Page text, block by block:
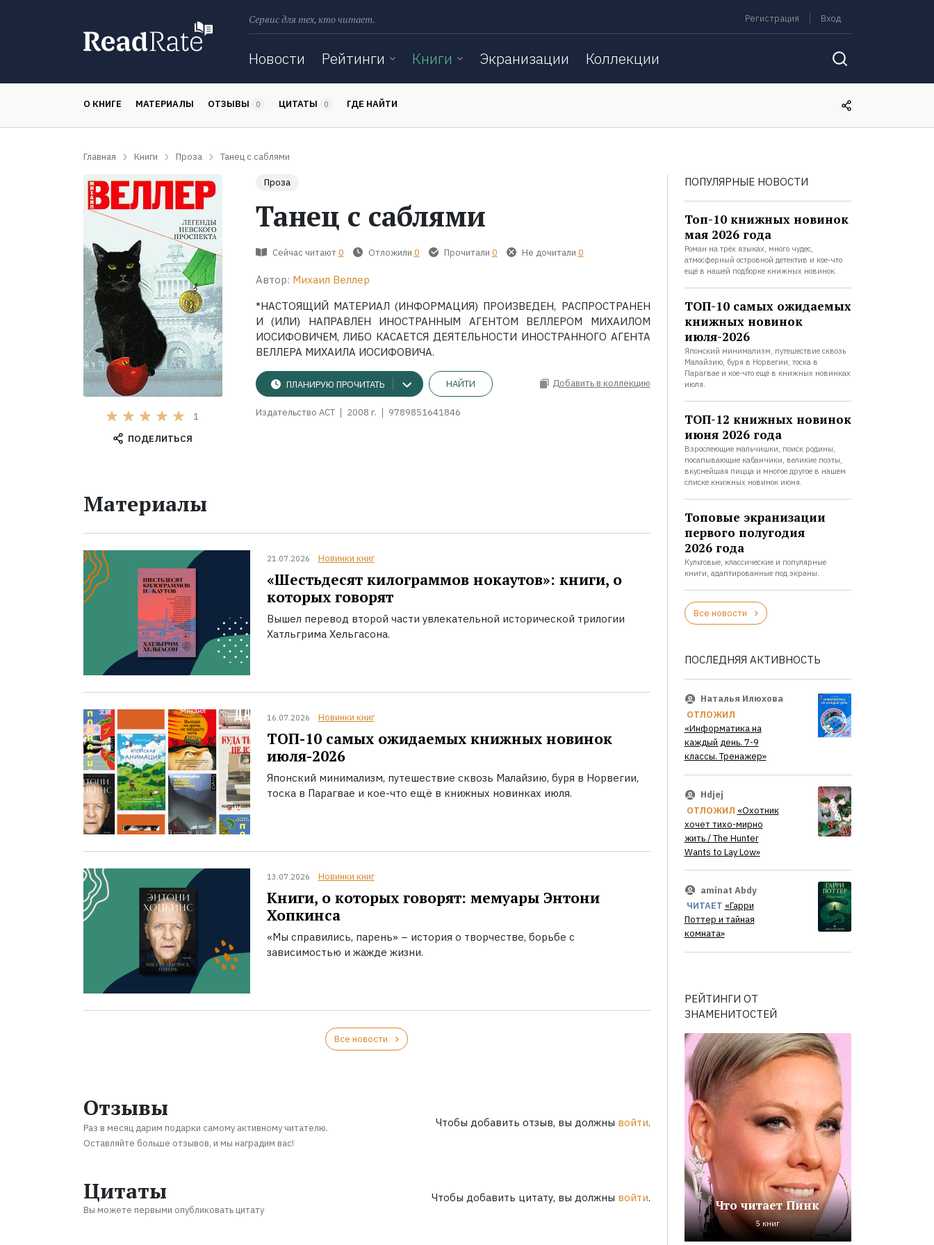
Сервис для тех, кто читает. Регистрация Вход
Новости Рейтинги Книги Экранизации Коллекции
О КНИГЕ МАТЕРИАЛЫ ОТЗЫВЫ 0 ЦИТАТЫ 0 ГДЕ НАЙТИ
Главная Книги Проза Танец с саблями
1
ПОДЕЛИТЬСЯ
Проза
Танец с саблями
Сейчас читают 0 Отложили 0 Прочитали 0 Не дочитали 0
Автор: Михаил Веллер
*НАСТОЯЩИЙ МАТЕРИАЛ (ИНФОРМАЦИЯ) ПРОИЗВЕДЕН, РАСПРОСТРАНЕН
И (ИЛИ) НАПРАВЛЕН ИНОСТРАННЫМ АГЕНТОМ ВЕЛЛЕРОМ МИХАИЛОМ
ИОСИФОВИЧЕМ, ЛИБО КАСАЕТСЯ ДЕЯТЕЛЬНОСТИ ИНОСТРАННОГО АГЕНТА
ВЕЛЛЕРА МИХАИЛА ИОСИФОВИЧА.
ПЛАНИРУЮ ПРОЧИТАТЬ НАЙТИ Добавить в коллекцию
Издательство АСТ 2008 г. 9789851641846
Материалы
21.07.2026 Новинки книг
«Шестьдесят килограммов нокаутов»: книги, о
которых говорят
Вышел перевод второй части увлекательной исторической трилогии
Хатльгрима Хельгасона.
16.07.2026 Новинки книг
ТОП-10 самых ожидаемых книжных новинок
июля-2026
Японский минимализм, путешествие сквозь Малайзию, буря в Норвегии,
тоска в Парагвае и кое-что ещё в книжных новинках июля.
13.07.2026 Новинки книг
Книги, о которых говорят: мемуары Энтони
Хопкинса
«Мы справились, парень» – история о творчестве, борьбе с
зависимостью и жажде жизни.
Все новости
Отзывы
Раз в месяц дарим подарки самому активному читателю.
Оставляйте больше отзывов, и мы наградим вас!
Чтобы добавить отзыв, вы должны войти.
Цитаты
Вы можете первыми опубликовать цитату
Чтобы добавить цитату, вы должны войти.
ПОПУЛЯРНЫЕ НОВОСТИ
Топ-10 книжных новинок
мая 2026 года
Роман на трёх языках, много чудес,
атмосферный островной детектив и кое-что
ещё в нашей подборке книжных новинок.
ТОП-10 самых ожидаемых
книжных новинок
июля-2026
Японский минимализм, путешествие сквозь
Малайзию, буря в Норвегии, тоска в
Парагвае и кое-что ещё в книжных новинках
июля.
ТОП-12 книжных новинок
июня 2026 года
Взрослеющие мальчишки, поиск родины,
посапывающие кабанчики, великие поэты,
вкуснейшая пицца и многое другое в нашем
списке книжных новинок июня.
Топовые экранизации
первого полугодия
2026 года
Культовые, классические и популярные
книги, адаптированные под экраны.
Все новости
ПОСЛЕДНЯЯ АКТИВНОСТЬ
Наталья Илюхова
ОТЛОЖИЛ
«Информатика на
каждый день. 7-9
классы. Тренажер»
Hdjej
ОТЛОЖИЛ «Охотник
хочет тихо-мирно
жить / The Hunter
Wants to Lay Low»
aminat Abdy
ЧИТАЕТ «Гарри
Поттер и тайная
комната»
РЕЙТИНГИ ОТ
ЗНАМЕНИТОСТЕЙ
Что читает Пинк
5 книг